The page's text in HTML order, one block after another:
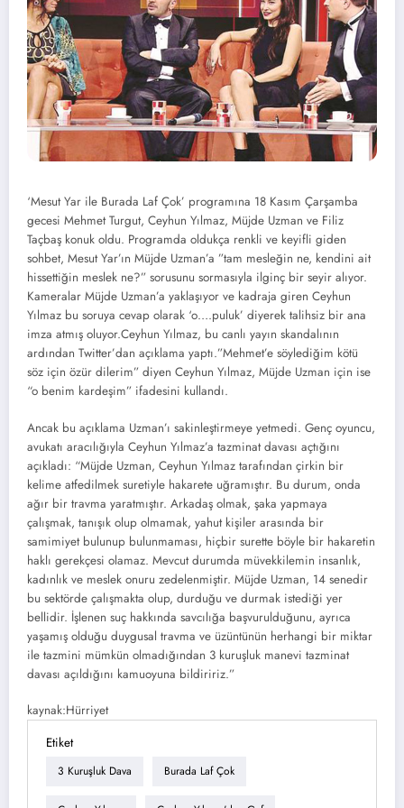
‘Mesut Yar ile Burada Laf Çok’ programına 18 Kasım Çarşamba
gecesi Mehmet Turgut, Ceyhun Yılmaz, Müjde Uzman ve Filiz
Taçbaş konuk oldu. Programda oldukça renkli ve keyifli giden
sohbet, Mesut Yar’ın Müjde Uzman’a ”tam mesleğin ne, kendini ait
hissettiğin meslek ne?” sorusunu sormasıyla ilginç bir seyir alıyor.
Kameralar Müjde Uzman’a yaklaşıyor ve kadraja giren Ceyhun
Yılmaz bu soruya cevap olarak ‘o….puluk’ diyerek talihsiz bir ana
imza atmış oluyor.Ceyhun Yılmaz, bu canlı yayın skandalının
ardından Twitter’dan açıklama yaptı.”Mehmet’e söylediğim kötü
söz için özür dilerim” diyen Ceyhun Yılmaz, Müjde Uzman için ise
“o benim kardeşim” ifadesini kullandı.
Ancak bu açıklama Uzman’ı sakinleştirmeye yetmedi. Genç oyuncu,
avukatı aracılığıyla Ceyhun Yılmaz’a tazminat davası açtığını
açıkladı: “Müjde Uzman, Ceyhun Yılmaz tarafından çirkin bir
kelime atfedilmek suretiyle hakarete uğramıştır. Bu durum, onda
ağır bir travma yaratmıştır. Arkadaş olmak, şaka yapmaya
çalışmak, tanışık olup olmamak, yahut kişiler arasında bir
samimiyet bulunup bulunmaması, hiçbir surette böyle bir hakaretin
haklı gerekçesi olamaz. Mevcut durumda müvekkilemin insanlık,
kadınlık ve meslek onuru zedelenmiştir. Müjde Uzman, 14 senedir
bu sektörde çalışmakta olup, durduğu ve durmak istediği yer
bellidir. İşlenen suç hakkında savcılığa başvurulduğunu, ayrıca
yaşamış olduğu duygusal travma ve üzüntünün herhangi bir miktar
ile tazmini mümkün olmadığından 3 kuruşluk manevi tazminat
davası açıldığını kamuoyuna bildiririz.”
kaynak:Hürriyet
Etiket
3 Kuruşluk Dava Burada Laf Çok